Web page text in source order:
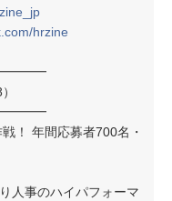
hrzine
！ 年間応募者700名・
人事のハイパフォーマ